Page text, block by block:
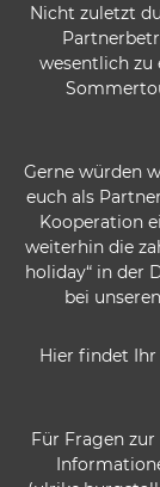
Nicht zuletzt
wesentlich zu
Gerne würden
euch als
Kooperation
weiterhin die
holiday“ in der
bei
Hier findet Ihr
Für Fragen